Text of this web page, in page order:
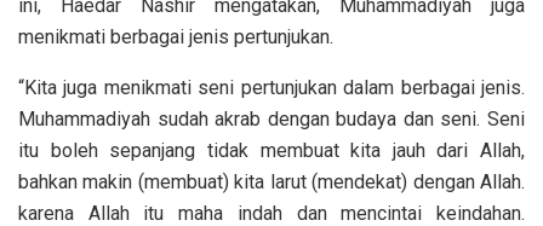
ini, Haedar Nashir mengatakan, Muhammadiyah juga
menikmati berbagai jenis pertunjukan.
“Kita juga menikmati seni pertunjukan dalam berbagai jenis.
Muhammadiyah sudah akrab dengan budaya dan seni. Seni
itu boleh sepanjang tidak membuat kita jauh dari Allah,
bahkan makin (membuat) kita larut (mendekat) dengan Allah.
karena Allah itu maha indah dan mencintai keindahan.